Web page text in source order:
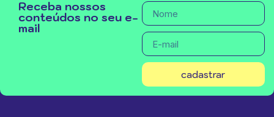
Receba nossos
conteúdos no seu e-
mail
cadastrar